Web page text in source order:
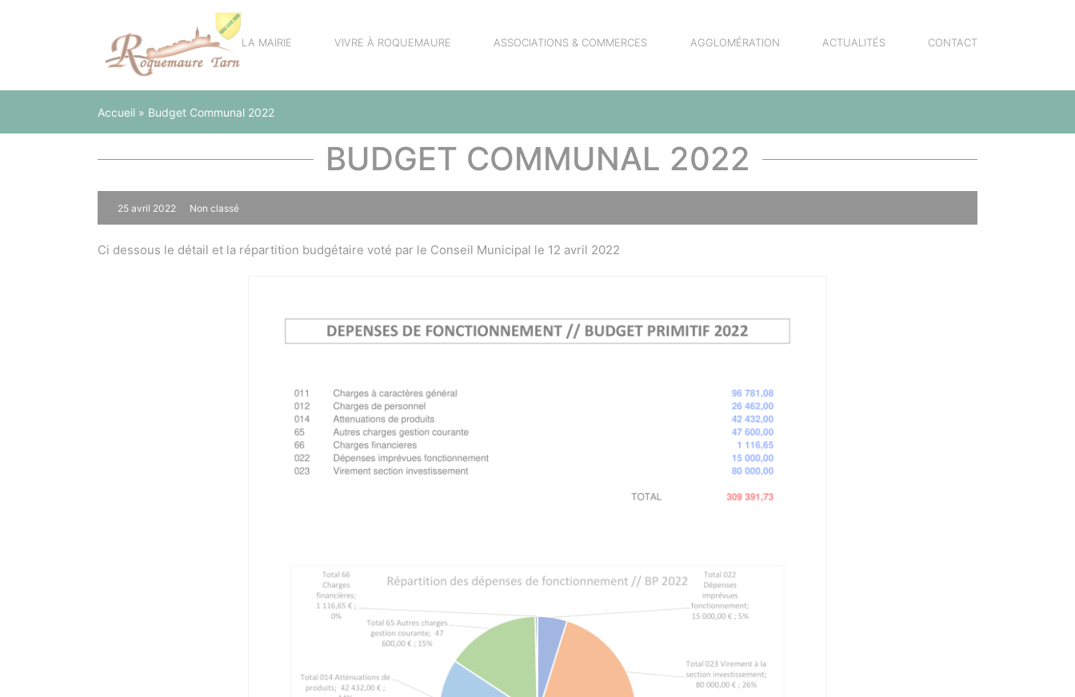
LA MAIRIE VIVRE À ROQUEMAURE ASSOCIATIONS & COMMERCES AGGLOMÉRATION ACTUALITÉS CONTACT
Accueil » Budget Communal 2022
BUDGET COMMUNAL 2022
25 avril 2022 Non classé
Ci dessous le détail et la répartition budgétaire voté par le Conseil Municipal le 12 avril 2022